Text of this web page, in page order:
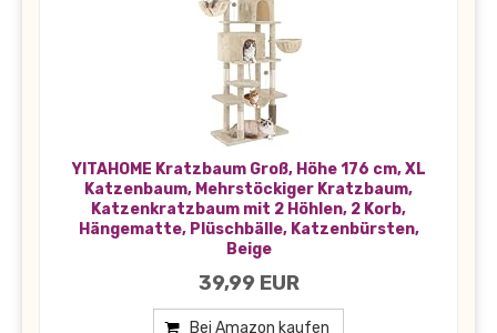
YITAHOME Kratzbaum Groß, Höhe 176 cm, XL
Katzenbaum, Mehrstöckiger Kratzbaum,
Katzenkratzbaum mit 2 Höhlen, 2 Korb,
Hängematte, Plüschbälle, Katzenbürsten,
Beige
39,99 EUR
Bei Amazon kaufen